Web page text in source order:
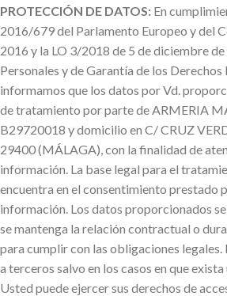
PROTECCIÓN DE DATOS: En
2016/679 del Parlamento Europeo y del
2016 y la LO 3/2018 de 5 de diciembre
Personales y de Garantía de los
informamos que los datos por Vd.
de tratamiento por parte de ARMERIA
B29720018 y domicilio en C/ CRUZ
29400 (MÁLAGA), con la finalidad de
información. La base legal para el
encuentra en el consentimiento prestado
información. Los datos proporcionados
se mantenga la relación contractual o
para cumplir con las obligaciones legales.
a terceros salvo en los casos en que
Usted puede ejercer sus derechos de